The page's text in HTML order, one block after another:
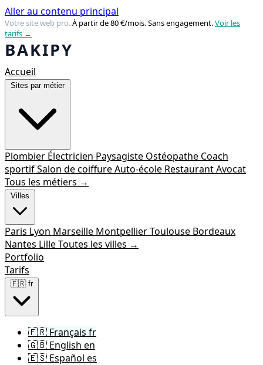
Aller au contenu principal
Votre site web pro.À partir de 80 €/mois. Sans engagement.Voir les
tarifs →
Accueil
Sites par métier
Plombier Électricien Paysagiste Ostéopathe Coach
sportifSalon de coiffureAuto-école RestaurantAvocat
Tous les métiers →
Paris Lyon Marseille MontpellierToulouse Bordeaux
Nantes LilleToutes les villes →
Portfolio
Tarifs
🇫🇷 fr
🇫🇷 Français fr
🇬🇧 English en
🇪🇸 Español es